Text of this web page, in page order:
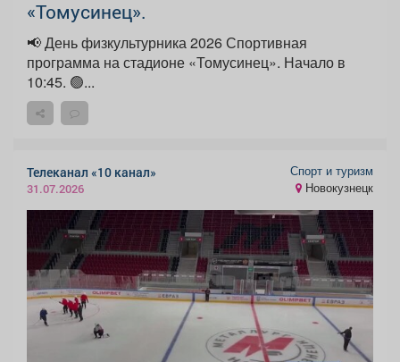
«Томусинец».
📢 День физкультурника 2026 Спортивная
программа на стадионе «Томусинец». Начало в
10:45. 🟢...
Телеканал «10 канал»
31.07.2026
Спорт и туризм
Новокузнецк